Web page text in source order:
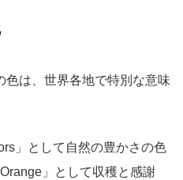
色は、世界各地で特別な意味
」として自然の豊かさの色
」として収穫と感謝